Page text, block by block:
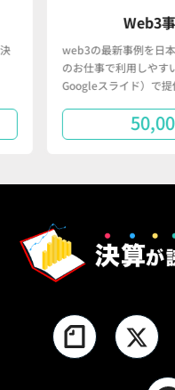
Web3
web3の最新事例を日
のお仕事で利用しやす
Googleスライド）で提